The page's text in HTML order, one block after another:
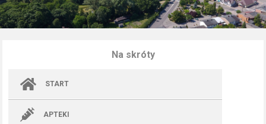
Na skróty
START
APTEKI